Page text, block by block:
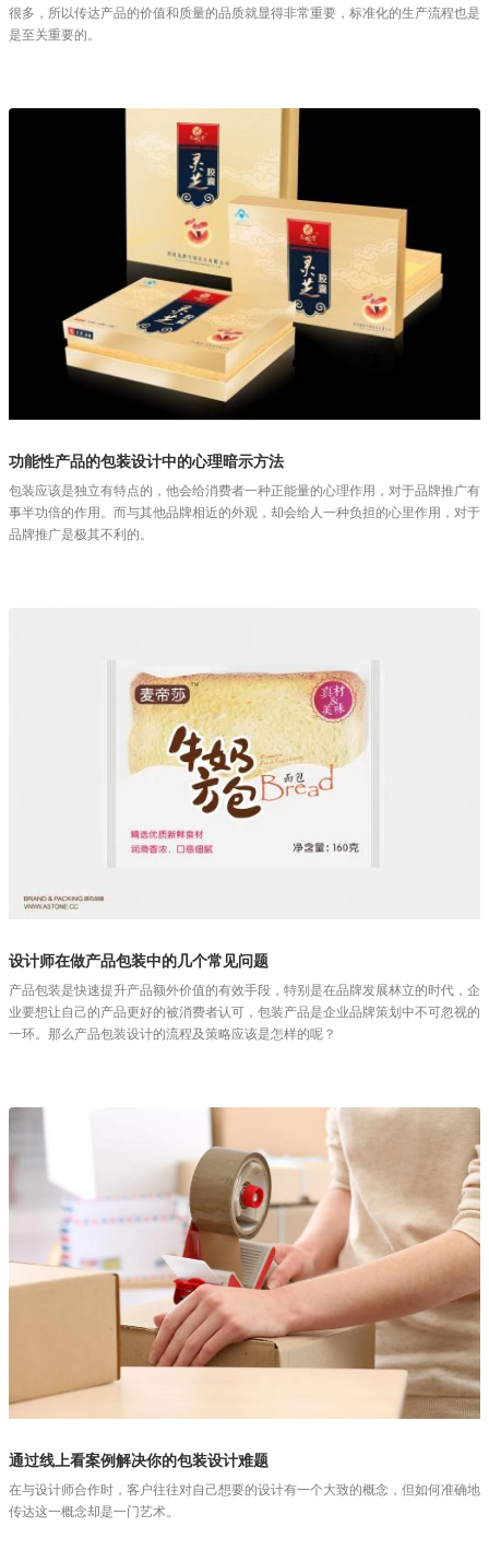
很多，所以传达产品的价值和质量的品质就显得非常重要，标准化的生产流程也是
是至关重要的。
功能性产品的包装设计中的心理暗示方法
包装应该是独立有特点的，他会给消费者一种正能量的心理作用，对于品牌推广有
事半功倍的作用。而与其他品牌相近的外观，却会给人一种负担的心里作用，对于
品牌推广是极其不利的。
设计师在做产品包装中的几个常见问题
产品包装是快速提升产品额外价值的有效手段，特别是在品牌发展林立的时代，企
业要想让自己的产品更好的被消费者认可，包装产品是企业品牌策划中不可忽视的
一环。那么产品包装设计的流程及策略应该是怎样的呢？
通过线上看案例解决你的包装设计难题
在与设计师合作时，客户往往对自己想要的设计有一个大致的概念，但如何准确地
传达这一概念却是一门艺术。